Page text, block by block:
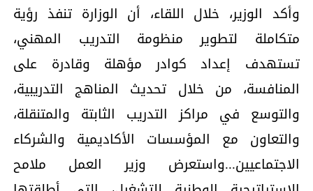
وأكد الوزير، خلال اللقاء، أن الوزارة تنفذ رؤية
متكاملة لتطوير منظومة التدريب المهني،
تستهدف إعداد كوادر مؤهلة وقادرة على
المنافسة، من خلال تحديث المناهج التدريبية،
والتوسع في مراكز التدريب الثابتة والمتنقلة،
والتعاون مع المؤسسات الأكاديمية والشركاء
الاجتماعيين...واستعرض وزير العمل ملامح